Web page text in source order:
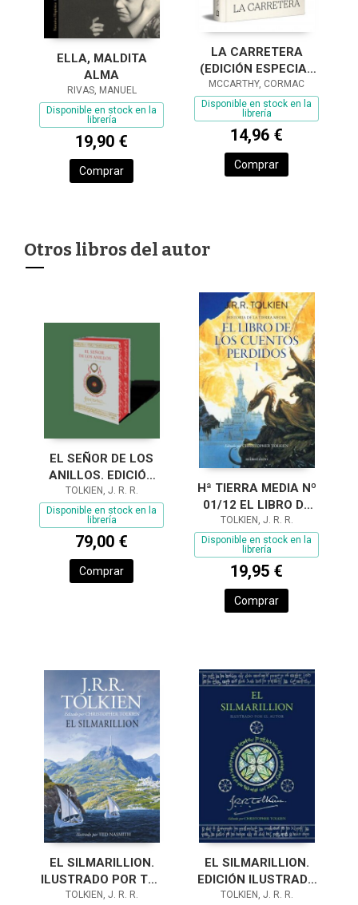
ELLA, MALDITA
ALMA
RIVAS, MANUEL
Disponible en stock en la
librería
19,90 €
Comprar
LA CARRETERA
(EDICIÓN ESPECIAL
EN TAPA DURA)
MCCARTHY, CORMAC
Disponible en stock en la
librería
14,96 €
Comprar
Otros libros del autor
EL SEÑOR DE LOS
ANILLOS. EDICIÓN
ILUSTRADA POR EL
AUTOR
TOLKIEN, J. R. R.
Disponible en stock en la
librería
79,00 €
Comprar
Hª TIERRA MEDIA Nº
01/12 EL LIBRO DE
LOS CUENTOS
PERDIDOS 1
TOLKIEN, J. R. R.
Disponible en stock en la
librería
19,95 €
Comprar
EL SILMARILLION.
ILUSTRADO POR TED
NASMITH (EDICIÓN
TOLKIEN, J. R. R.
EL SILMARILLION.
EDICIÓN ILUSTRADA
POR EL AUTOR
TOLKIEN, J. R. R.